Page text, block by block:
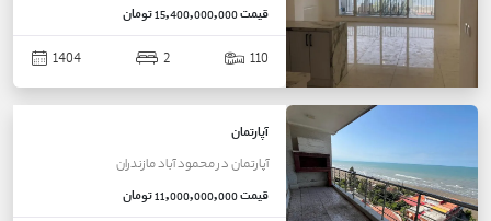
قیمت15,400,000,000 تومان
110
2
1404
آپارتمان
آپارتماندرمحمود آبادمازندران
قیمت11,000,000,000 تومان